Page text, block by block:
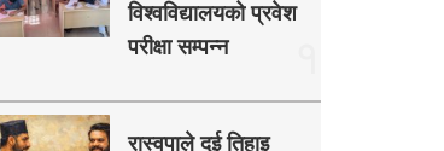
विश्वविद्यालयको प्रवेश
परीक्षा सम्पन्न
रास्वपाले दुई तिहाइ